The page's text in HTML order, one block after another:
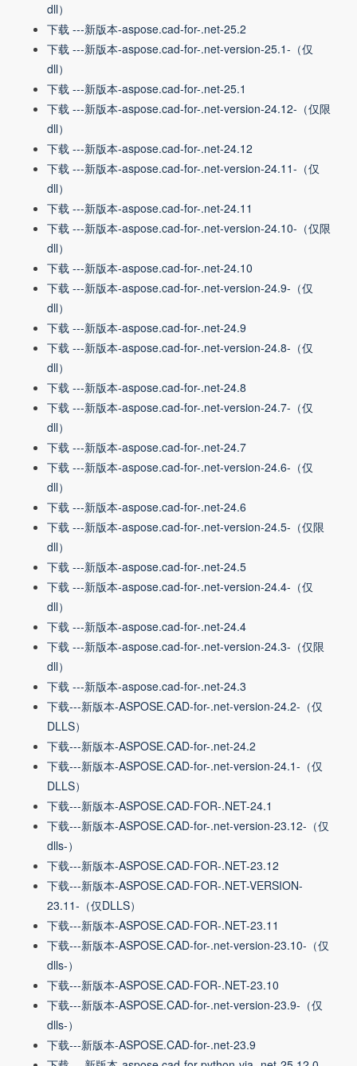
dll）
下载 ---新版本-aspose.cad-for-.net-25.2
下载 ---新版本-aspose.cad-for-.net-version-25.1-（仅
dll）
下载 ---新版本-aspose.cad-for-.net-25.1
下载 ---新版本-aspose.cad-for-.net-version-24.12-（仅限
dll）
下载 ---新版本-aspose.cad-for-.net-24.12
下载 ---新版本-aspose.cad-for-.net-version-24.11-（仅
dll）
下载 ---新版本-aspose.cad-for-.net-24.11
下载 ---新版本-aspose.cad-for-.net-version-24.10-（仅限
dll）
下载 ---新版本-aspose.cad-for-.net-24.10
下载 ---新版本-aspose.cad-for-.net-version-24.9-（仅
dll）
下载 ---新版本-aspose.cad-for-.net-24.9
下载 ---新版本-aspose.cad-for-.net-version-24.8-（仅
dll）
下载 ---新版本-aspose.cad-for-.net-24.8
下载 ---新版本-aspose.cad-for-.net-version-24.7-（仅
dll）
下载 ---新版本-aspose.cad-for-.net-24.7
下载 ---新版本-aspose.cad-for-.net-version-24.6-（仅
dll）
下载 ---新版本-aspose.cad-for-.net-24.6
下载 ---新版本-aspose.cad-for-.net-version-24.5-（仅限
dll）
下载 ---新版本-aspose.cad-for-.net-24.5
下载 ---新版本-aspose.cad-for-.net-version-24.4-（仅
dll）
下载 ---新版本-aspose.cad-for-.net-24.4
下载 ---新版本-aspose.cad-for-.net-version-24.3-（仅限
dll）
下载 ---新版本-aspose.cad-for-.net-24.3
下载---新版本-ASPOSE.CAD-for-.net-version-24.2-（仅
DLLS）
下载---新版本-ASPOSE.CAD-for-.net-24.2
下载---新版本-ASPOSE.CAD-for-.net-version-24.1-（仅
DLLS）
下载---新版本-ASPOSE.CAD-FOR-.NET-24.1
下载---新版本-ASPOSE.CAD-for-.net-version-23.12-（仅
dlls-）
下载---新版本-ASPOSE.CAD-FOR-.NET-23.12
下载---新版本-ASPOSE.CAD-FOR-.NET-VERSION-
23.11-（仅DLLS）
下载---新版本-ASPOSE.CAD-FOR-.NET-23.11
下载---新版本-ASPOSE.CAD-for-.net-version-23.10-（仅
dlls-）
下载---新版本-ASPOSE.CAD-FOR-.NET-23.10
下载---新版本-ASPOSE.CAD-for-.net-version-23.9-（仅
dlls-）
下载---新版本-ASPOSE.CAD-for-.net-23.9